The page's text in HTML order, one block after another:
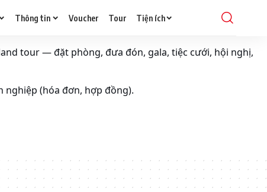
Thông tin Voucher Tour Tiện ích
tour — đặt phòng, đưa đón, gala, tiệc cưới, hội nghị,
nghiệp (hóa đơn, hợp đồng).